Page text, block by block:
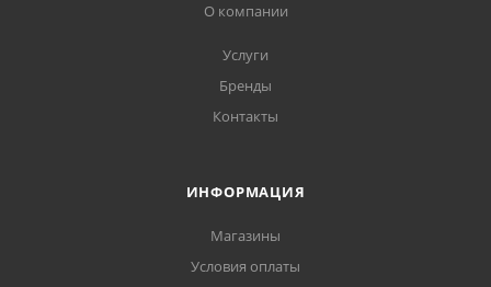
О компании
Услуги
Бренды
Контакты
ИНФОРМАЦИЯ
Магазины
Условия оплаты